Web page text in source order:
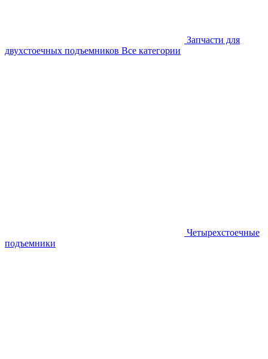
Запчасти для
двухстоечных подъемников Все категории
Четырехстоечные
подъемники